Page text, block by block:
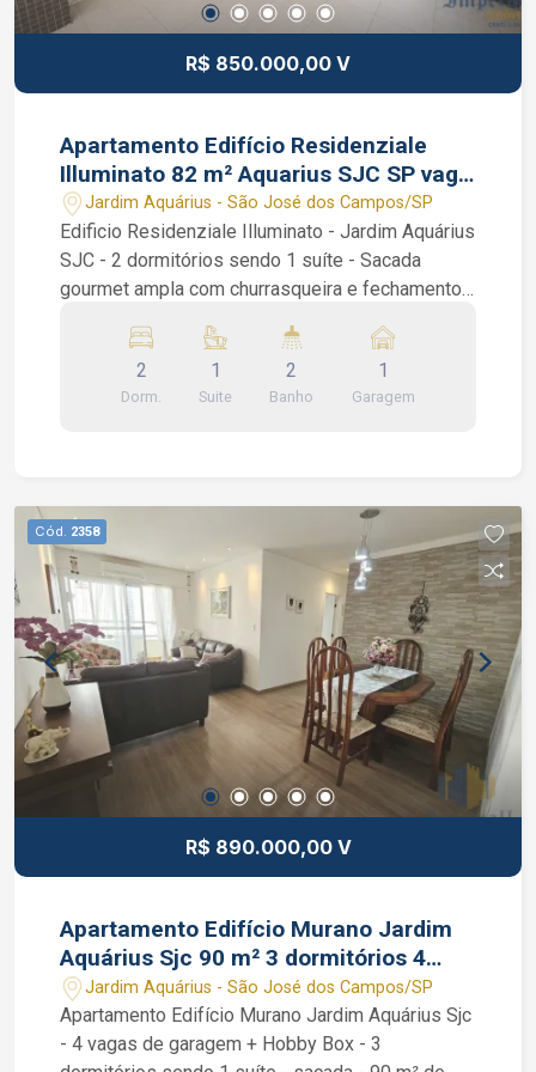
R$ 850.000,00 V
Apartamento Edifício Residenziale
Illuminato 82 m² Aquarius SJC SP vaga
coberta
Jardim Aquárius - São José dos Campos/SP
Edificio Residenziale Illuminato - Jardim Aquárius
SJC - 2 dormitórios sendo 1 suíte - Sacada
gourmet ampla com churrasqueira e fechamento
Coberta Apartamento de 82 m² muito bem
localizado, no Jardim Aquárius, com Sacada
Gourmet com churrasqueira e cortina de vidro,
em todos os quartos. Condomínio com lazer
completo. Interessados falar com corretor de
imóveis João Ferreira CRECI 234.934 F (12)
99668-3140 WhatsApp
2
Dorm.
1
Suite
2
Banho
1
Garagem
Cód. 2358
R$ 890.000,00 V
Apartamento Edifício Murano Jardim
Aquárius Sjc 90 m² 3 dormitórios 4
vagas garagem
Jardim Aquárius - São José dos Campos/SP
Apartamento Edifício Murano Jardim Aquárius Sjc
- 4 vagas de garagem + Hobby Box - 3